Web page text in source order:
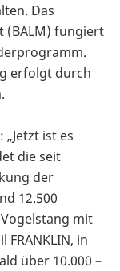
Das
(BALM) fungiert
erfolgt durch
ist es
die seit
der
12.500
mit
in
über 10.000 –